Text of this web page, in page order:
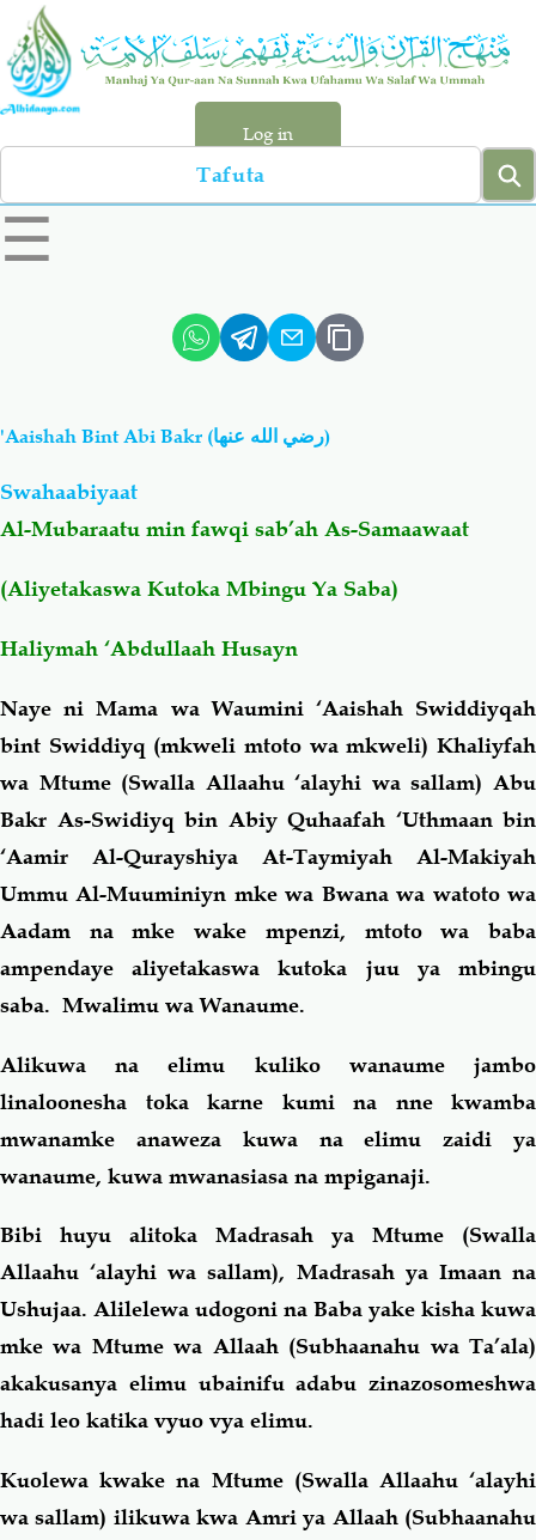
Skip
main
content
Log in
Search
left
sidebar
☰
Hadiyth
Manhaj
Shirki & Kufru Bid-'ah (Uzushi)
Salaf Wa Ummah Firaq-Makundi
Fiqh-Ibaadah
Fataawa Za Ulamaa Kauli Za Salaf
Akhlaaq-Aadaab Raqaaiq
Familia-Jamii Maswali-Majibu
Chemsha Bongo Vitabu
'Aaishah Bint Abi Bakr (رضي الله عنها)
Swahaabiyaat
Al-Mubaraatu min fawqi sab’ah As-Samaawaat
(Aliyetakaswa Kutoka Mbingu Ya Saba)
Haliymah ‘Abdullaah Husayn
Naye ni Mama wa Waumini ‘Aaishah Swiddiyqah
bint Swiddiyq (mkweli mtoto wa mkweli) Khaliyfah
wa Mtume (Swalla Allaahu ‘alayhi wa sallam) Abu
Bakr As-Swidiyq bin Abiy Quhaafah ‘Uthmaan bin
‘Aamir Al-Qurayshiya At-Taymiyah Al-Makiyah
Ummu Al-Muuminiyn mke wa Bwana wa watoto wa
Aadam na mke wake mpenzi, mtoto wa baba
ampendaye aliyetakaswa kutoka juu ya mbingu
saba. Mwalimu wa Wanaume.
Alikuwa na elimu kuliko wanaume jambo
linaloonesha toka karne kumi na nne kwamba
mwanamke anaweza kuwa na elimu zaidi ya
wanaume, kuwa mwanasiasa na mpiganaji.
Bibi huyu alitoka Madrasah ya Mtume (Swalla
Allaahu ‘alayhi wa sallam), Madrasah ya Imaan na
Ushujaa. Alilelewa udogoni na Baba yake kisha kuwa
mke wa Mtume wa Allaah (Subhaanahu wa Ta’ala)
akakusanya elimu ubainifu adabu zinazosomeshwa
hadi leo katika vyuo vya elimu.
Kuolewa kwake na Mtume (Swalla Allaahu ‘alayhi
wa sallam) ilikuwa kwa Amri ya Allaah (Subhaanahu